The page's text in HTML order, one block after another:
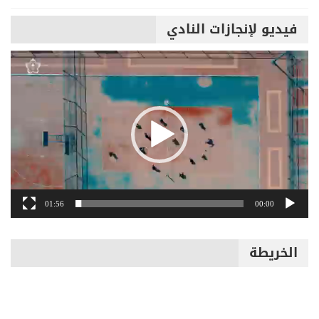
فيديو لإنجازات النادي
مشغل
الفيديو
00:00
01:56
الخريطة